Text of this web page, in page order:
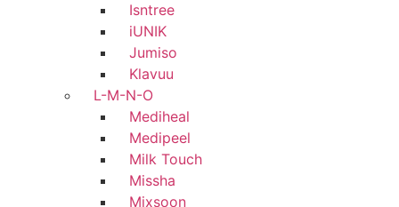
Isntree
iUNIK
Jumiso
Klavuu
L-M-N-O
Mediheal
Medipeel
Milk Touch
Missha
Mixsoon